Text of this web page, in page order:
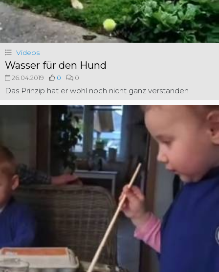
Videos
Wasser für den Hund
26.04.2019 0 0
Das Prinzip hat er wohl noch nicht ganz verstanden